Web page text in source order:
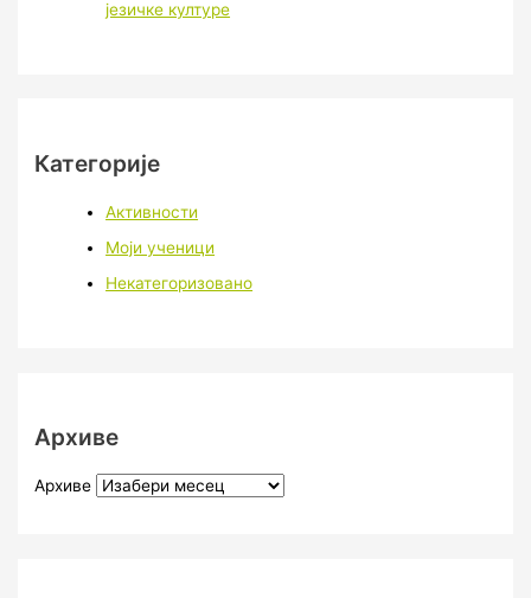
језичке културе
Категорије
Активности
Моји ученици
Некатегоризовано
Архиве
Архиве